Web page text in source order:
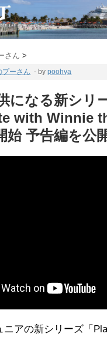
さん >
プーさん - bypoohya
になる新シリ
with Winnie
始 予告編を公
ニアの新シリーズ「